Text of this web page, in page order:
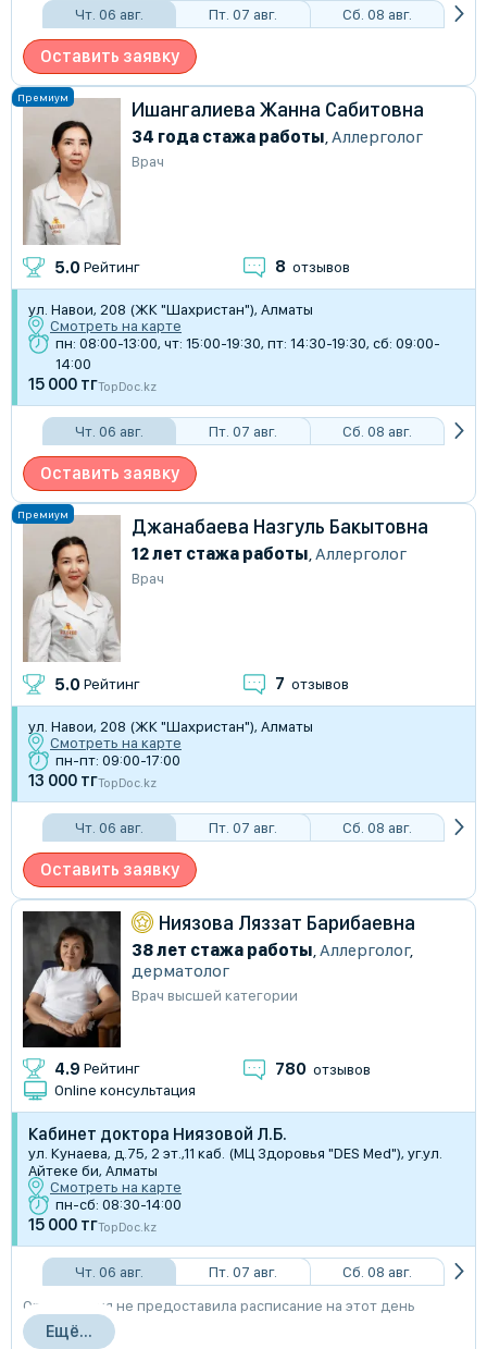
Чт. 06 авг. Пт. 07 авг. Сб. 08 авг.
Оставить заявку
Ишангалиева Жанна Сабитовна
34 года стажа работы,Аллерголог
Врач
5.0 Рейтинг 8 отзывов
ул. Навои, 208 (ЖК "Шахристан"), Алматы
Смотреть на карте
пн: 08:00-13:00, чт: 15:00-19:30, пт: 14:30-19:30, сб: 09:00-
14:00
15 000 тгTopDoc.kz
Чт. 06 авг. Пт. 07 авг. Сб. 08 авг.
Оставить заявку
Джанабаева Назгуль Бакытовна
12 лет стажа работы,Аллерголог
Врач
5.0 Рейтинг 7 отзывов
ул. Навои, 208 (ЖК "Шахристан"), Алматы
Смотреть на карте
пн-пт: 09:00-17:00
13 000 тгTopDoc.kz
Чт. 06 авг. Пт. 07 авг. Сб. 08 авг.
Оставить заявку
Ниязова Ляззат Барибаевна
38 лет стажа работы,Аллерголог,
дерматолог
Врач высшей категории
4.9 Рейтинг 780 отзывов
Online консультация
Кабинет доктора Ниязовой Л.Б.
ул. Кунаева, д.75, 2 эт.,11 каб. (МЦ Здоровья "DES Med"), уг.ул.
Айтеке би, Алматы
Смотреть на карте
пн-сб: 08:30-14:00
15 000 тгTopDoc.kz
Чт. 06 авг. Пт. 07 авг.
Сб. 08 авг.
Организация не предоставила расписание на этот день
Ещё...